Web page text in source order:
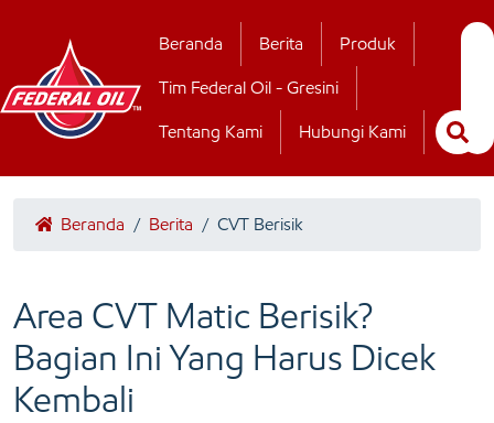
Hubungi Kamii
Beranda Berita Produk
Tim Federal Oil - Gresini
Tentang Kami Hubungi Kami
Beranda / Berita / CVT Berisik
Area CVT Matic Berisik?
Bagian Ini Yang Harus Dicek
Kembali